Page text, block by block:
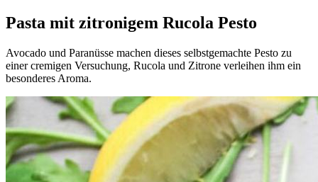
Pasta mit zitronigem Rucola Pesto
Avocado und Paranüsse machen dieses selbstgemachte Pesto zu
einer cremigen Versuchung, Rucola und Zitrone verleihen ihm ein
besonderes Aroma.